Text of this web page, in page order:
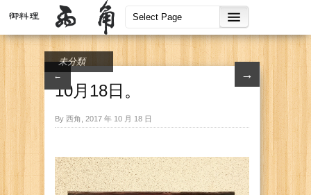
← →
未分類
10月18日。
By 西角, 2017 年 10 月 18 日